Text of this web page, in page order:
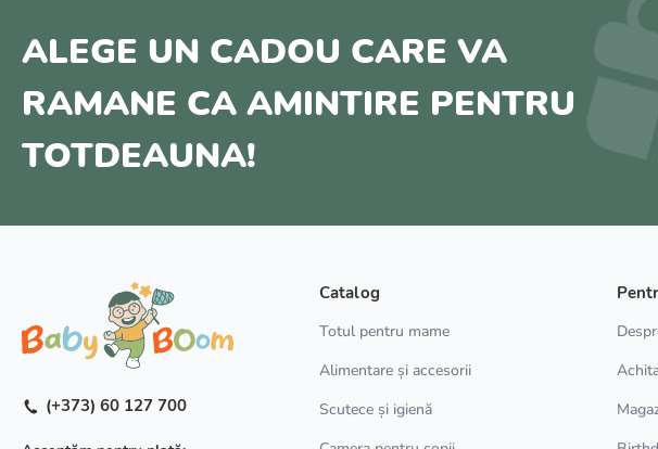
ALEGE UN CADOU CARE VA
RAMANE CA AMINTIRE PENTRU
TOTDEAUNA!
(+373) 60 127 700
Catalog
Totul pentru mame
Alimentare și accesorii
Scutece și igienă